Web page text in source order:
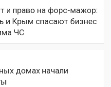
и право на форс-мажор:
и Крым спасают бизнес
ЧС
домах начали